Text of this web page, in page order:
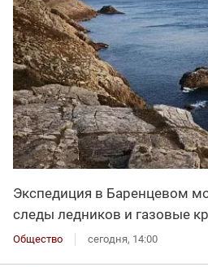
Экспедиция в Баренцевом
следы ледников и газовые
Общество сегодня, 14:00